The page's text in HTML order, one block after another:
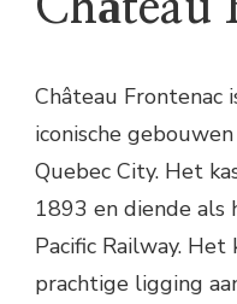
Château Frontenac
iconische
Quebec City. Het
1893 en diende als
Pacific Railway.
prachtige ligging